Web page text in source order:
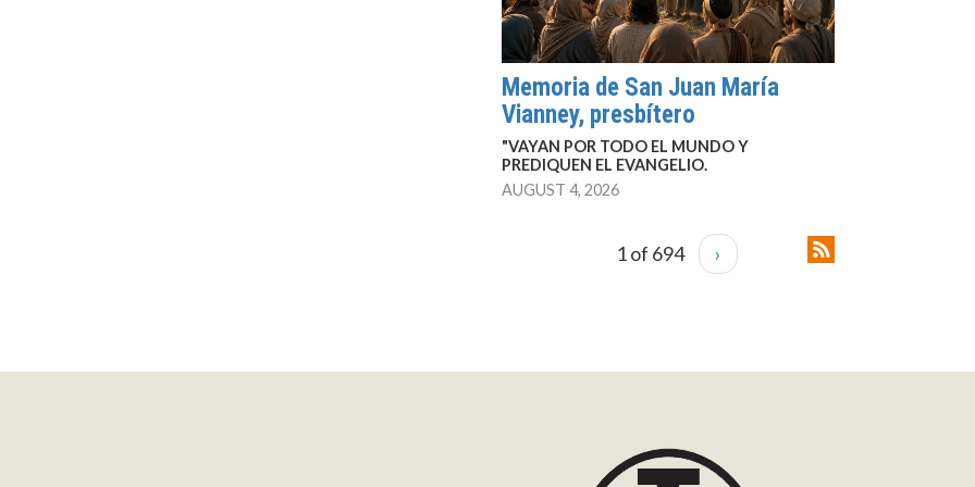
Memoria de San Juan María
Vianney, presbítero
"VAYAN POR TODO EL MUNDO Y
PREDIQUEN EL EVANGELIO.
AUGUST 4, 2026
1 of 694 ›